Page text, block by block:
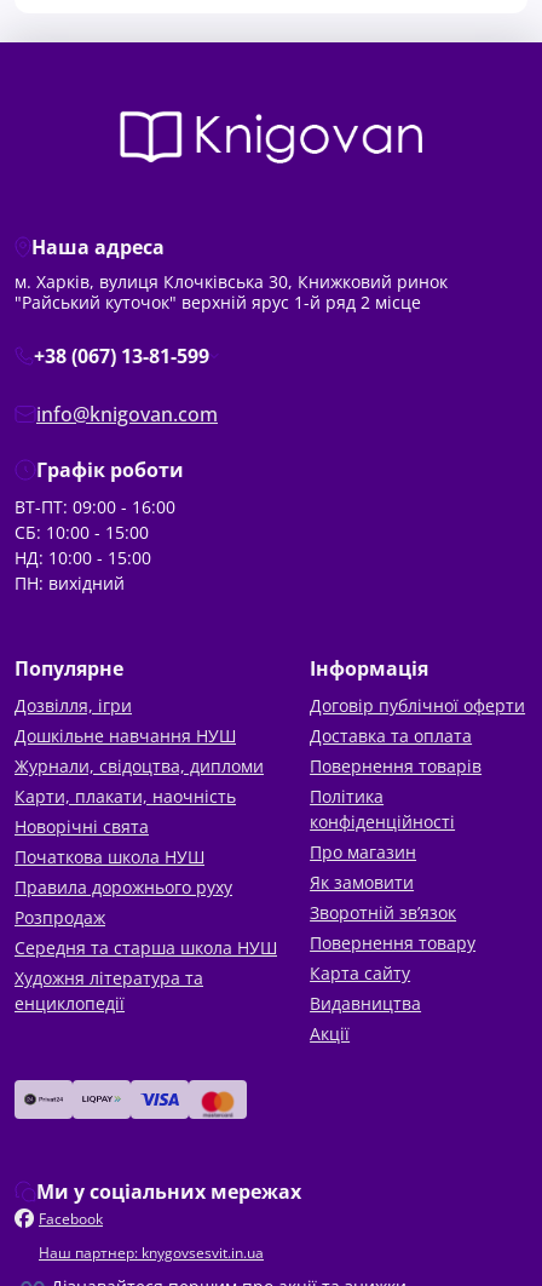
Наша адреса
м. Харків, вулиця Клочківська 30, Книжковий ринок
"Райський куточок" верхній ярус 1-й ряд 2 місце
+38 (067) 13-81-599
info@knigovan.com
Графік роботи
ВТ-ПТ: 09:00 - 16:00
СБ: 10:00 - 15:00
НД: 10:00 - 15:00
ПН: вихідний
Популярне
Дозвілля, ігри
Дошкільне навчання НУШ
Журнали, свідоцтва, дипломи
Карти, плакати, наочність
Новорічні свята
Початкова школа НУШ
Правила дорожнього руху
Розпродаж
Середня та старша школа НУШ
Художня література та
енциклопедії
Інформація
Договір публічної оферти
Доставка та оплата
Повернення товарів
Політика
конфіденційності
Про магазин
Як замовити
Зворотній зв’язок
Повернення товару
Карта сайту
Видавництва
Акції
Ми у соціальних мережах
Facebook
Наш партнер: knygovsesvit.in.ua